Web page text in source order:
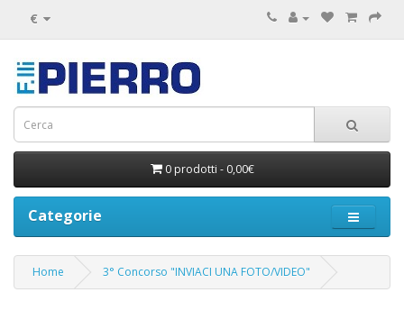
€
0 prodotti - 0,00€
Categorie
Home 3° Concorso "INVIACI UNA FOTO/VIDEO"